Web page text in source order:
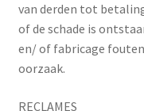
van derden tot
of de schade is
en/ of fabricage
oorzaak.
RECLAMES